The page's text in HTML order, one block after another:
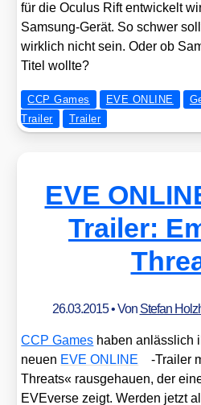
für die Ocu­lus Rift ent­wi­ckelt
Sam­sung-Gerät. So schwer
wirk­lich nicht sein. Oder ob
Titel woll­te?
CCP Games EVE ONLINE
Trailer
Trailer
EVE
Trailer:
26.03.2015• Von Stefan
CCP Games haben anläss­lich
neu­en EVE ONLINE
-Trai­ler
Thre­ats« raus­ge­hau­en, der
EVE­ver­se zeigt. Wer­den jetzt